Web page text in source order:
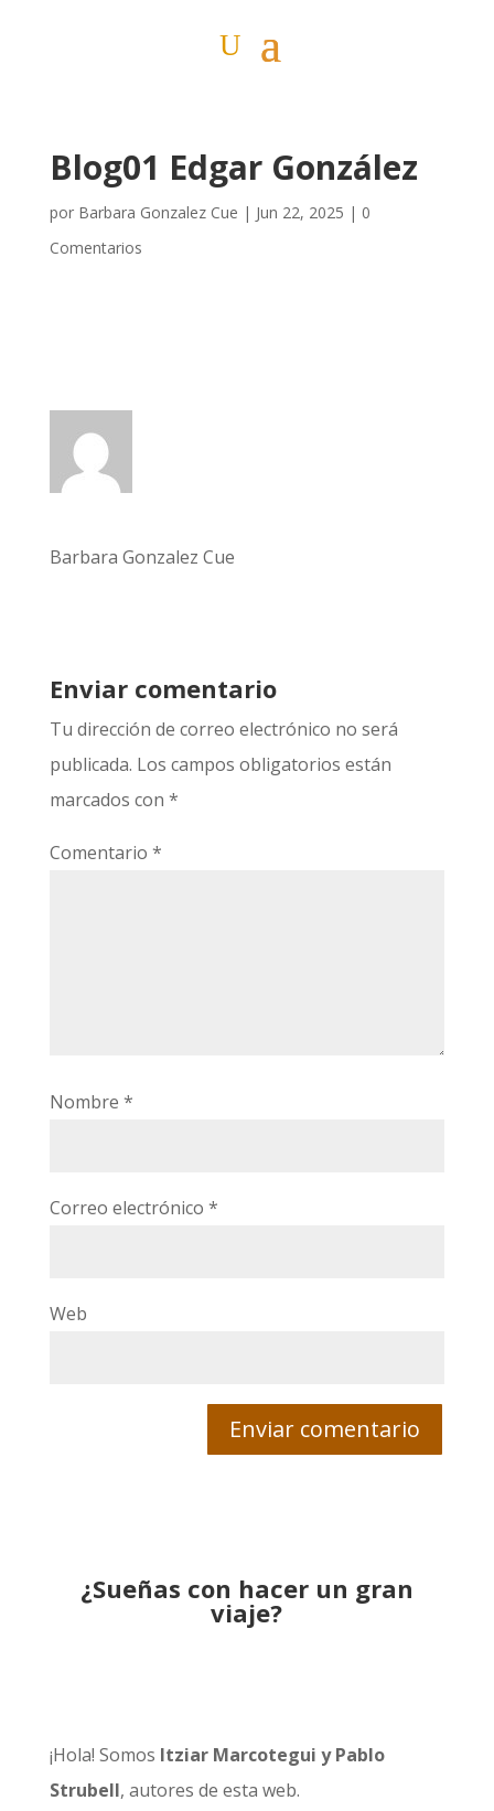
Blog01 Edgar González
por Barbara Gonzalez Cue | Jun 22, 2025 | 0
Comentarios
Barbara Gonzalez Cue
Enviar comentario
Tu dirección de correo electrónico no será
publicada. Los campos obligatorios están
marcados con *
Comentario *
Nombre *
Correo electrónico *
Web
¿Sueñas con hacer un gran
viaje?
¡Hola! Somos Itziar Marcotegui y Pablo
Strubell, autores de esta web.